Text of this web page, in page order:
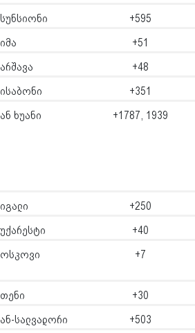
+595
+51
+48
+351
ხუანი +1787, 1939
+250
+40
+7
+30
სალვადორი
+503